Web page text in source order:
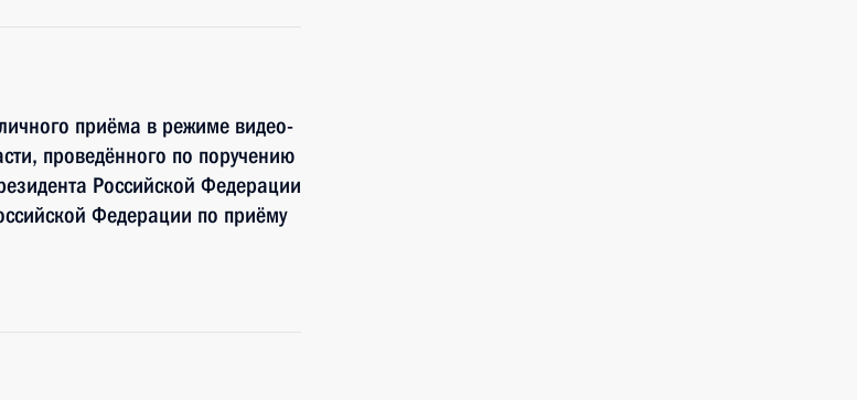
приёма в режиме видео-
проведённого по поручению
Российской Федерации
Федерации по приёму